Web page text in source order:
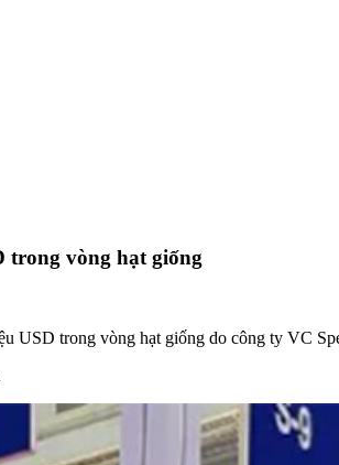
trong vòng hạt giống
USD trong vòng hạt giống do công ty VC